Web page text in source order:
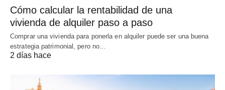
Cómo calcular la rentabilidad de una
vivienda de alquiler paso a paso
Comprar una vivienda para ponerla en alquiler puede ser una buena
estrategia patrimonial, pero no…
2 días hace